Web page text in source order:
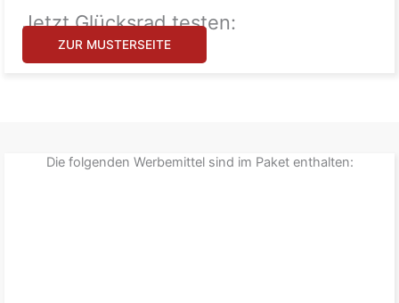
Jetzt Glücksrad testen:
ZUR MUSTERSEITE
Die folgenden Werbemittel sind im Paket enthalten: